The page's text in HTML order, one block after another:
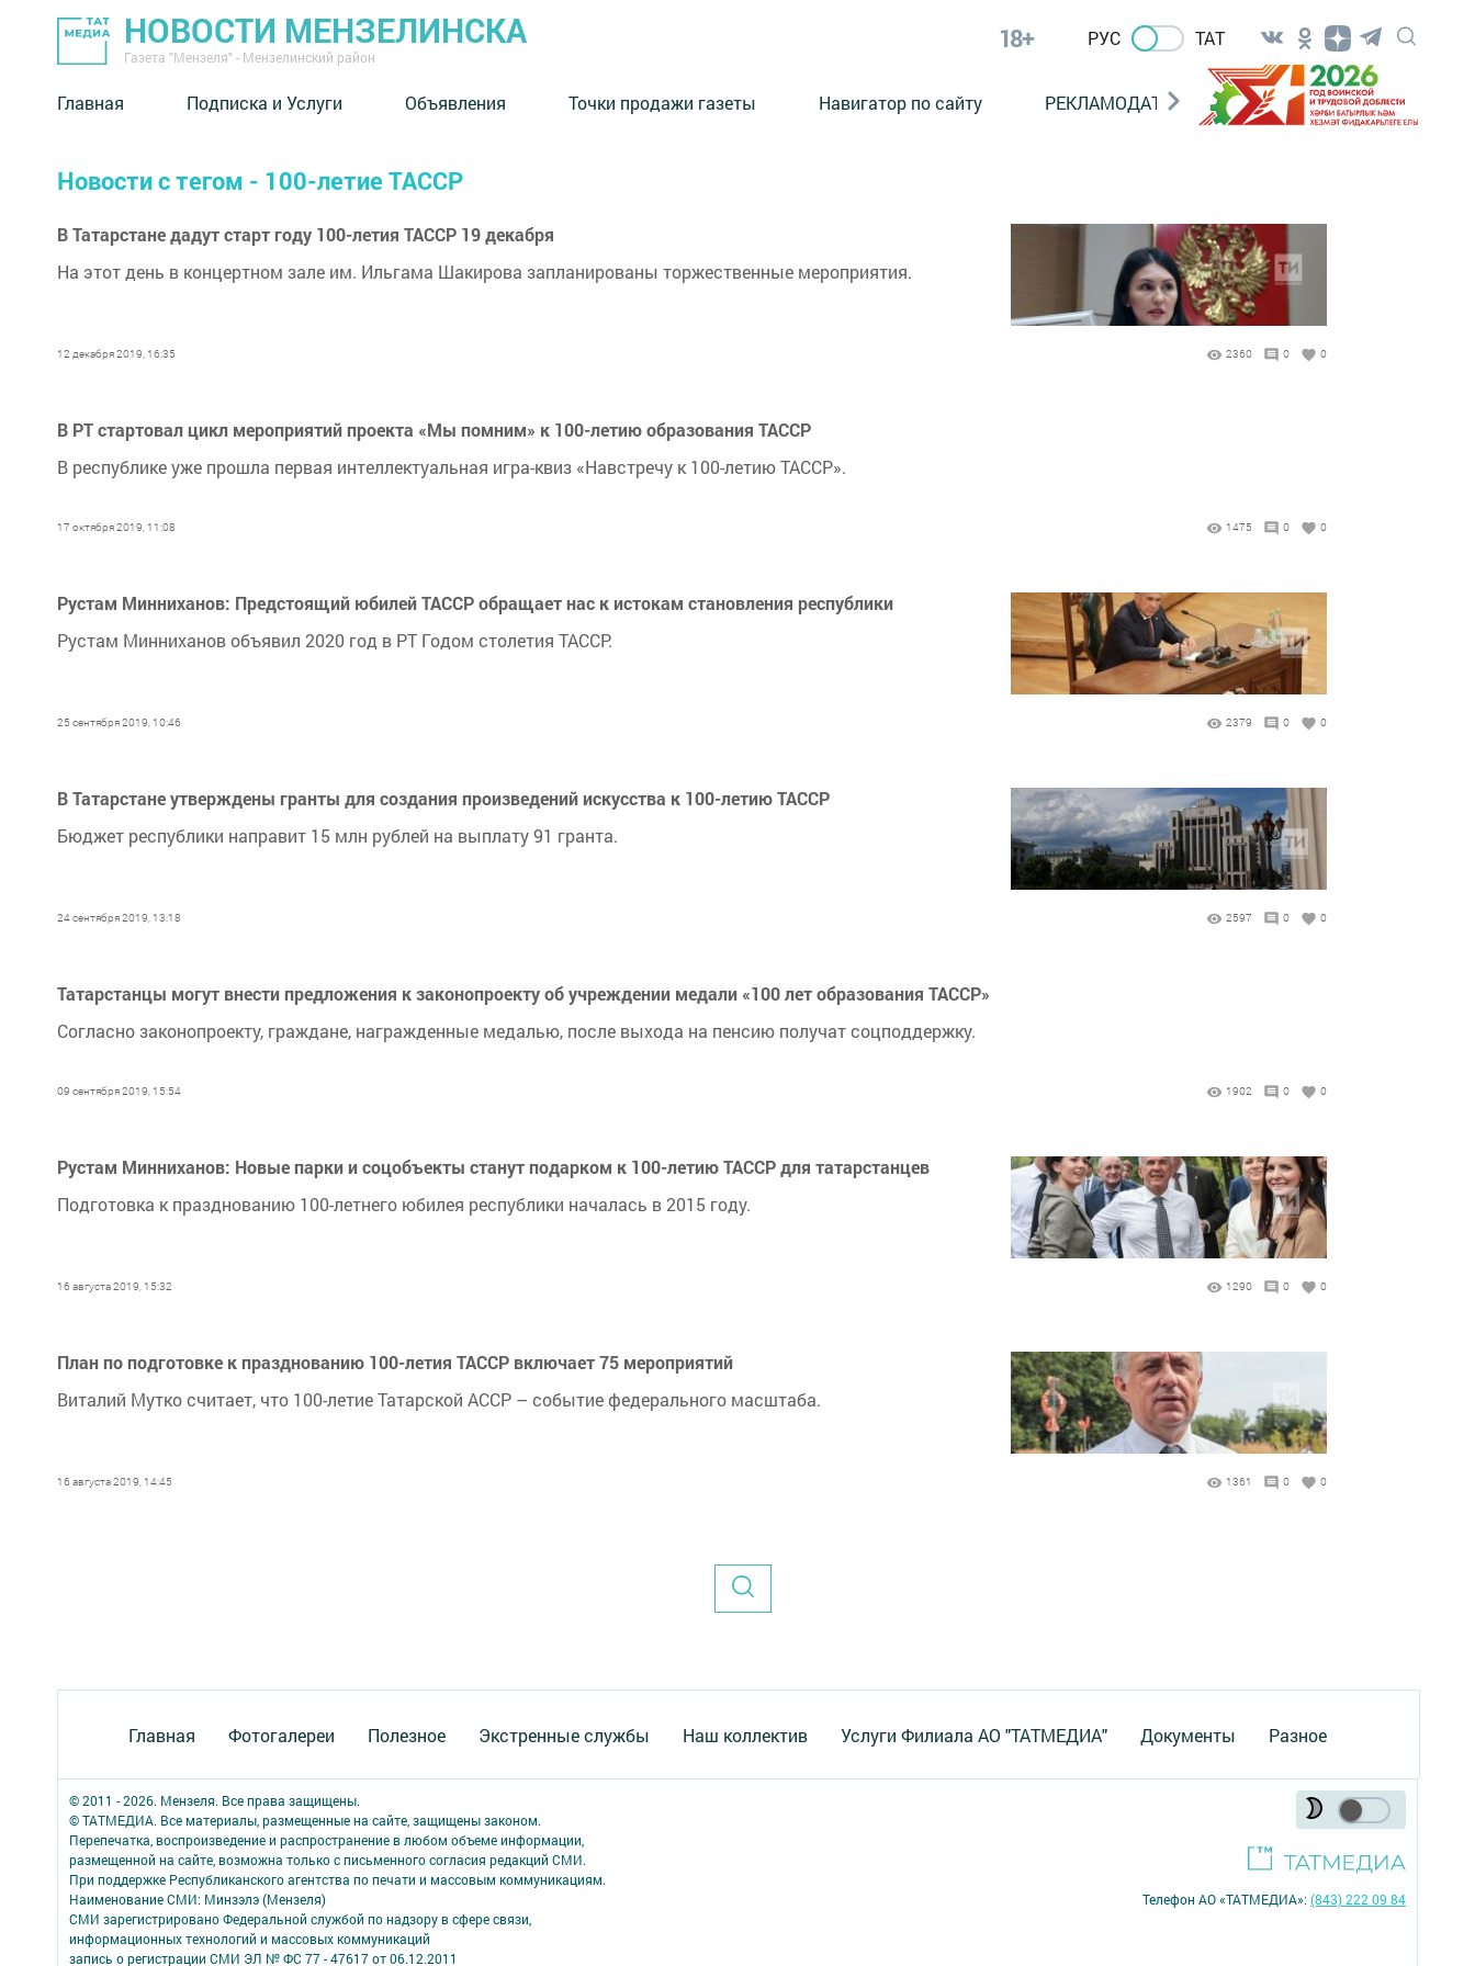
НОВОСТИ МЕНЗЕЛИНСКА
Газета "Мензеля" - Мензелинский район
18+ РУС ТАТ
Главная Подписка и Услуги Объявления Точки продажи газеты Навигатор по сайту РЕКЛАМОДАТЕЛЯМ
Новости с тегом - 100-летие ТАССР
В Татарстане дадут старт году 100-летия ТАССР 19 декабря
На этот день в концертном зале им. Ильгама Шакирова запланированы торжественные мероприятия.
12 декабря 2019, 16:35 2360 0 0
В РТ стартовал цикл мероприятий проекта «Мы помним» к 100-летию образования ТАССР
В республике уже прошла первая интеллектуальная игра-квиз «Навстречу к 100-летию ТАССР».
17 октября 2019, 11:08 1475 0 0
Рустам Минниханов: Предстоящий юбилей ТАССР обращает нас к истокам становления республики
Рустам Минниханов объявил 2020 год в РТ Годом столетия ТАССР.
25 сентября 2019, 10:46 2379 0 0
В Татарстане утверждены гранты для создания произведений искусства к 100-летию ТАССР
Бюджет республики направит 15 млн рублей на выплату 91 гранта.
24 сентября 2019, 13:18 2597 0 0
Татарстанцы могут внести предложения к законопроекту об учреждении медали «100 лет образования ТАССР»
Согласно законопроекту, граждане, награжденные медалью, после выхода на пенсию получат соцподдержку.
09 сентября 2019, 15:54 1902 0 0
Рустам Минниханов: Новые парки и соцобъекты станут подарком к 100-летию ТАССР для татарстанцев
Подготовка к празднованию 100-летнего юбилея республики началась в 2015 году.
16 августа 2019, 15:32 1290 0 0
План по подготовке к празднованию 100-летия ТАССР включает 75 мероприятий
Виталий Мутко считает, что 100-летие Татарской АССР – событие федерального масштаба.
16 августа 2019, 14:45 1361 0 0
Главная Фотогалереи Полезное Экстренные службы Наш коллектив Услуги Филиала АО "ТАТМЕДИА" Документы Разное
© 2011 - 2026. Мензеля. Все права защищены.
© ТАТМЕДИА. Все материалы, размещенные на сайте, защищены законом.
Перепечатка, воспроизведение и распространение в любом объеме информации,
размещенной на сайте, возможна только с письменного согласия редакций СМИ.
При поддержке Республиканского агентства по печати и массовым коммуникациям.
Наименование СМИ: Минзэлэ (Мензеля)
СМИ зарегистрировано Федеральной службой по надзору в сфере связи,
информационных технологий и массовых коммуникаций
запись о регистрации СМИ ЭЛ № ФС 77 - 47617 от 06.12.2011
Телефон АО «ТАТМЕДИА»:(843) 222 09 84